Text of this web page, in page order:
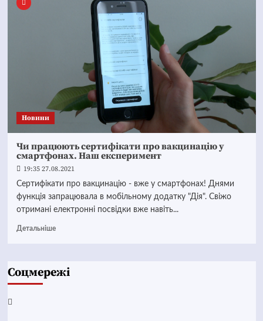
Новини
Чи працюють сертифікати про вакцинацію у
смартфонах. Наш експеримент
19:35 27.08.2021
Сертифікати про вакцинацію - вже у смартфонах! Днями
функція запрацювала в мобільному додатку "Дія". Свіжо
отримані електронні посвідки вже навіть...
Детальніше
Соцмережі
Facebook